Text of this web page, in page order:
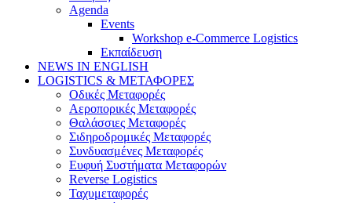
Agenda
Events
Workshop e-Commerce Logistics
Εκπαίδευση
NEWS IN ENGLISH
LOGISTICS & ΜΕΤΑΦΟΡΕΣ
Οδικές Μεταφορές
Αεροπορικές Μεταφορές
Θαλάσσιες Μεταφορές
Σιδηροδρομικές Μεταφορές
Συνδυασμένες Μεταφορές
Ευφυή Συστήματα Μεταφορών
Reverse Logistics
Ταχυμεταφορές